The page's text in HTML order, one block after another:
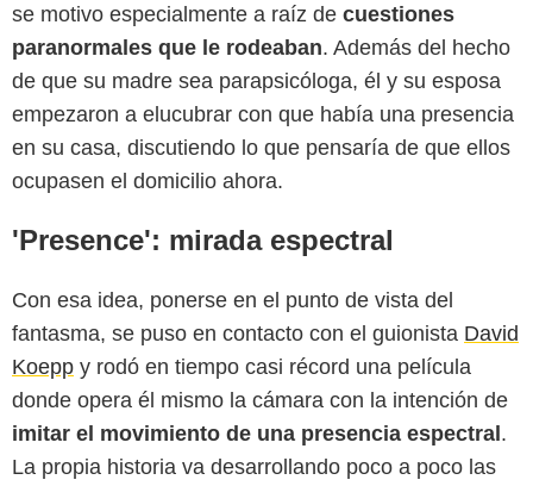
se motivo especialmente a raíz de cuestiones
paranormales que le rodeaban. Además del hecho
de que su madre sea parapsicóloga, él y su esposa
empezaron a elucubrar con que había una presencia
en su casa, discutiendo lo que pensaría de que ellos
ocupasen el domicilio ahora.
'Presence': mirada espectral
Con esa idea, ponerse en el punto de vista del
fantasma, se puso en contacto con el guionista David
Koepp y rodó en tiempo casi récord una película
donde opera él mismo la cámara con la intención de
imitar el movimiento de una presencia espectral.
La propia historia va desarrollando poco a poco las